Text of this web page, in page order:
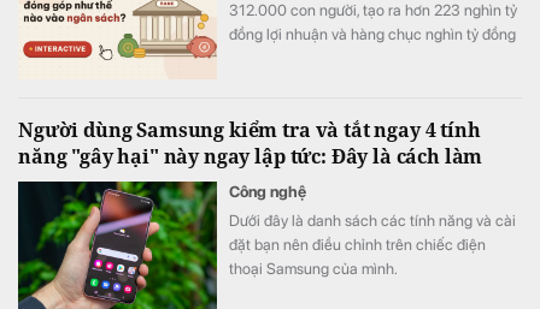
312.000 con người, tạo ra hơn 223 nghìn tỷ
đồng lợi nhuận và hàng chục nghìn tỷ đồng
Người dùng Samsung kiểm tra và tắt ngay 4 tính
năng "gây hại" này ngay lập tức: Đây là cách làm
Công nghệ
Dưới đây là danh sách các tính năng và cài
đặt bạn nên điều chỉnh trên chiếc điện
thoại Samsung của mình.